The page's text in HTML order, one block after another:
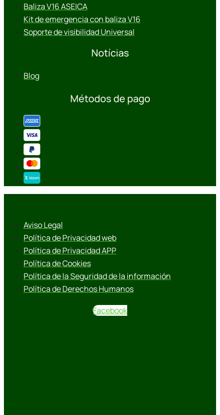
Baliza V16 ASEICA
Kit de emergencia con baliza V16
Soporte de visibilidad Universal
Notícias
Blog
Métodos de pago
Aviso Legal
Política de Privacidad web
Política de Privacidad APP
Política de Cookies
Política de la Seguridad de la información
Política de Derechos Humanos
Facebook